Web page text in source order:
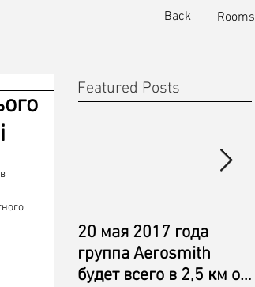
Back Rooms
Featured Posts
20 мая 2017 года
группа Aerosmith
будет всего в 2,5 км от